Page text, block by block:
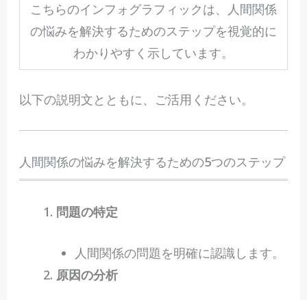
こちらのインフォグラフィックは、人間関係
の悩みを解決するためのステップを視覚的に
わかりやすく示しています。
以下の説明文とともに、ご活用ください。
人間関係の悩みを解決するための5つのステップ
問題の特定
人間関係の問題を明確に認識します。
原因の分析